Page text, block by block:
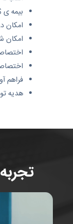
بیمه ی SOS رایگان و توجه ویژه به سلامت کارکنان
امکان
امکان
فراهم
هدیه